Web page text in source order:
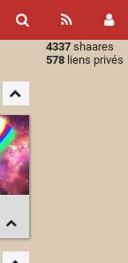
4337 shaares
578 liens privés